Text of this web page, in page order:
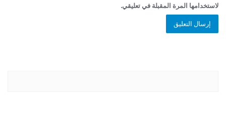
لاستخدامها المرة المقبلة في تعليقي.